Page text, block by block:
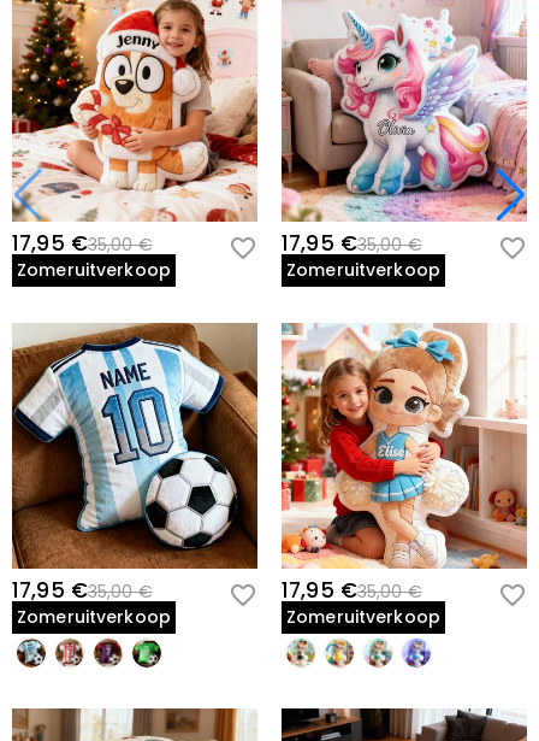
17,95 €35,00 €
Zomeruitverkoop
17,95 €35,00 €
Zomeruitverkoop
17,95 €35,00 €
Zomeruitverkoop
17,95 €35,00 €
Zomeruitverkoop